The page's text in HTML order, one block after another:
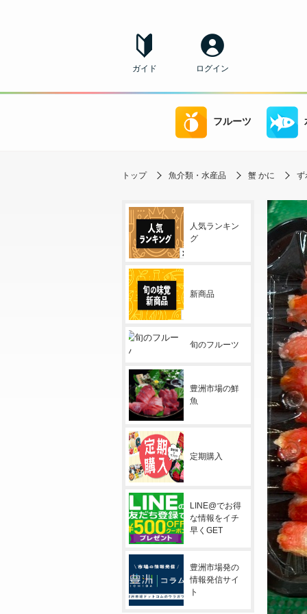
ガイド ログイン
フルーツ
トップ 魚介類・水産品 蟹 かに ず
人気ランキン
グ
新商品
旬のフルーツ
豊洲市場の鮮
魚
定期購入
LINE@でお得
な情報をイチ
早くGET
豊洲市場発の
情報発信サイ
ト